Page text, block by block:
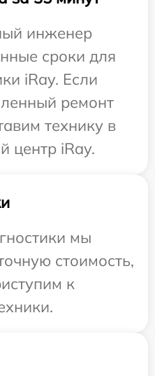
инженер
сроки для
iRay. Если
ремонт
технику в
центр iRay.
мы
стоимость,
к